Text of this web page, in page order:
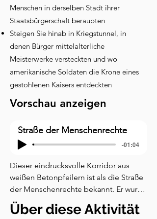
Menschen in derselben Stadt ihrer
Staatsbürgerschaft beraubten
Steigen Sie hinab in Kriegstunnel, in
denen Bürger mittelalterliche
Meisterwerke versteckten und wo
amerikanische Soldaten die Krone eines
gestohlenen Kaisers entdeckten
Vorschau anzeigen
Straße der Menschenrechte
-01:04
Dieser eindrucksvolle Korridor aus
weißen Betonpfeilern ist als die Straße
der Menschenrechte bekannt. Er wurde
von dem israelischen Künstler Dani
Karavan entworfen und im späten
Über diese Aktivität